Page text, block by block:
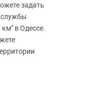
задать
службы
в Одессе.